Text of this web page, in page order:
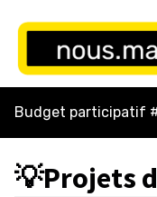
Budget participatif
💡Projets